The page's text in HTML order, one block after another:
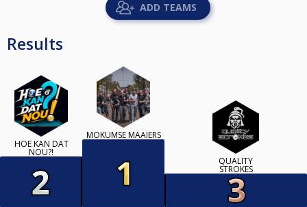
ADD TEAMS
Results
HOE KAN DAT
NOU?!
MOKUMSE MAAIERS
QUALITY
STROKES